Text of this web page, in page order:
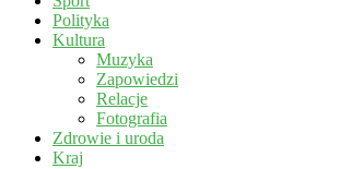
Polityka
Kultura
Muzyka
Zapowiedzi
Relacje
Fotografia
Zdrowie i uroda
Kraj